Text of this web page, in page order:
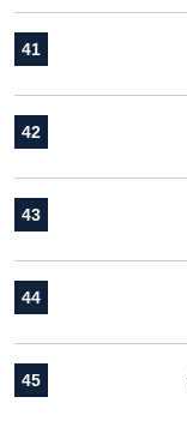
41
42
43
44
45